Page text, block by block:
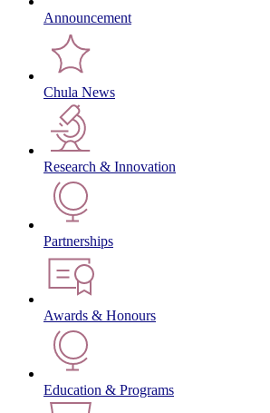
Announcement
Chula News
Research & Innovation
Partnerships
Awards & Honours
Education & Programs